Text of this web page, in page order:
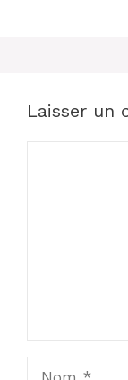
Laisser un